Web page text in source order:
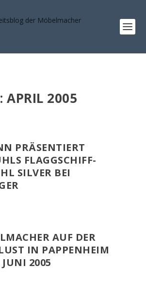
APRIL 2005
PRÄSENTIERT
FLAGGSCHIFF-
SILVER BEI
AUF DER
IN PAPPENHEIM
2005